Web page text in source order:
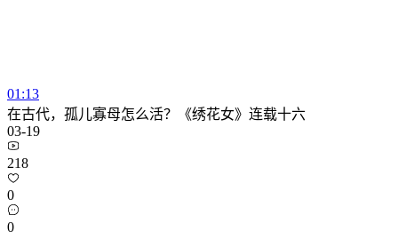
01:13
在古代，孤儿寡母怎么活？《绣花女》连载十六
03-19
218
0
0